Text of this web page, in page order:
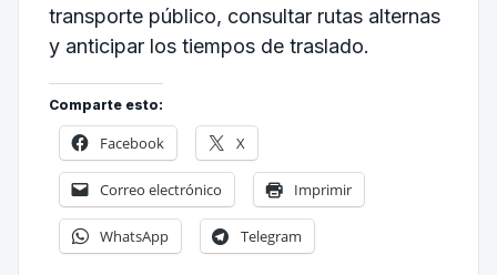
transporte público, consultar rutas alternas
y anticipar los tiempos de traslado.
Comparte esto:
Facebook X
Correo electrónico Imprimir
WhatsApp Telegram